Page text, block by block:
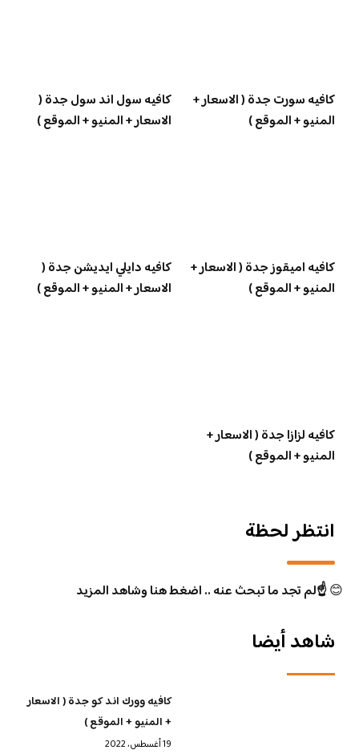
كافيه سورت جدة ( الاسعار +
المنيو + الموقع )
كافيه سول اند سول جدة (
الاسعار + المنيو + الموقع )
كافيه اميقوز جدة ( الاسعار +
المنيو + الموقع )
كافيه دايلي ايديشن جدة (
الاسعار + المنيو + الموقع )
كافيه لزازا جدة ( الاسعار +
المنيو + الموقع )
انتظر لحظة
😊☝️لم تجد ما تبحث عنه .. اضغط هنا وشاهد المزيد
شاهد أيضا
كافيه وورك اند كو جدة ( الاسعار
+ المنيو + الموقع )
19 أغسطس، 2022